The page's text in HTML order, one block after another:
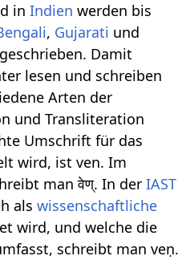
inIndien werden bis
, Gujarati und
Damit
lesen und schreiben
Arten der
und Transliteration
Umschrift für das
wird, ist ven. Im
man वेण्. In derIAST
alswissenschaftliche
wird, und welche die
schreibt man veṇ.